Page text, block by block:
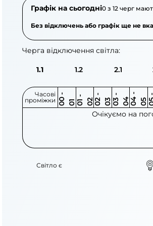
Графік на сьогодні0 з 12 черг
Без відключень або графік ще не
Черга відключення світла:
1.1 1.2 2.1
Часові
проміжки 0
0
-
0 1 0
1
-
0 2 0 2
-
0 3 0 3
-
0 4 0 4
-
0 5
Очікуємо на
Світло є